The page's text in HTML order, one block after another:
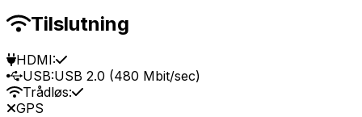
Tilslutning
HDMI:
USB:USB 2.0 (480 Mbit/sec)
Trådløs:
GPS